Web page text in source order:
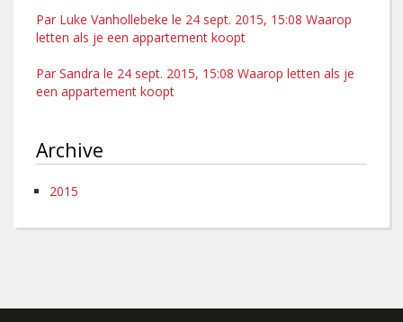
Par Luke Vanhollebeke le 24 sept. 2015, 15:08 Waarop
letten als je een appartement koopt
Par Sandra le 24 sept. 2015, 15:08 Waarop letten als je
een appartement koopt
Archive
2015